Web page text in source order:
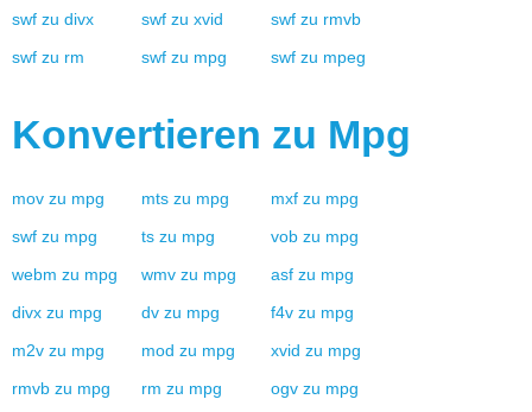
swf zu divx swf zu xvid swf zu rmvb
swf zu rm swf zu mpg swf zu mpeg
Konvertieren zu Mpg
mov zu mpg mts zu mpg mxf zu mpg
swf zu mpg ts zu mpg vob zu mpg
webm zu mpg wmv zu mpg asf zu mpg
divx zu mpg dv zu mpg f4v zu mpg
m2v zu mpg mod zu mpg xvid zu mpg
rmvb zu mpg rm zu mpg ogv zu mpg